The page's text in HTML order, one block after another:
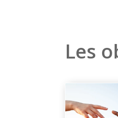
Les